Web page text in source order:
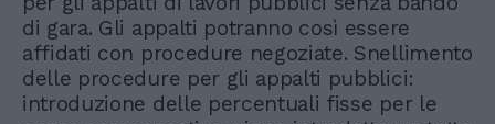
di gara. Gli appalti potranno così essere
affidati con procedure negoziate. Snellimento
delle procedure per gli appalti pubblici:
introduzione delle percentuali fisse per le